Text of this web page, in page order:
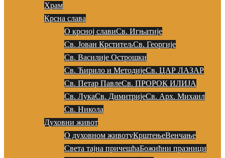
Храм
Крсна слава
О крсној славиСв. Игњатије
Св. Јован КрститељСв. Георгије
Св. Василије Острошки
Св. Ћирило и МетодијеСв. ЦАР ЛАЗАР
Св. Петар ПавлеСв. ПРОРОК ИЛИЈА
Св. ЛукаСв. ДимитријеСв. Арх. Михаил
Св. Никола
Духовни живот
О духовном животуКрштењеВенчање
Света тајна причешћаБожићни празници